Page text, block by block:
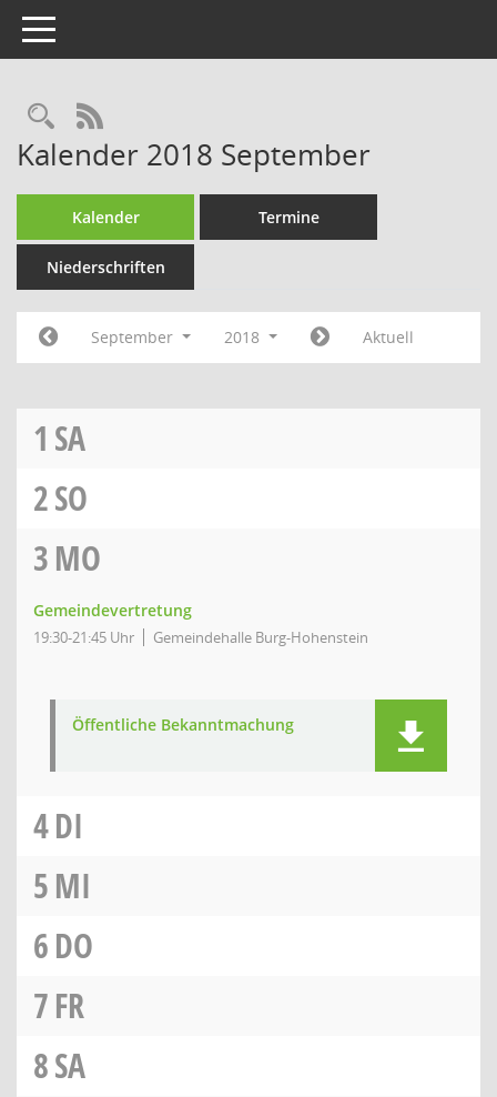
Toggle navigation
Rechercheauswahl
RSS-Feed
Kalender 2018 September
Kalender Termine
Niederschriften
September 2018 Aktuell
1 SA
2SO
3MO
Gemeindevertretung
19:30-21:45 Uhr Gemeindehalle Burg-Hohenstein
Öffentliche Bekanntmachung
4DI
5MI
6DO
7FR
8SA